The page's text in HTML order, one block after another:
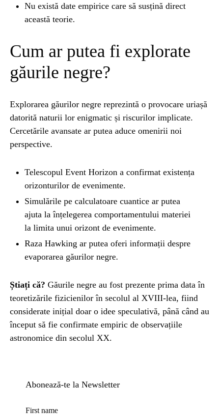
Nu există date empirice care să susțină direct
această teorie.
Cum ar putea fi explorate
găurile negre?
Explorarea găurilor negre reprezintă o provocare uriașă
datorită naturii lor enigmatic și riscurilor implicate.
Cercetările avansate ar putea aduce omenirii noi
perspective.
Telescopul Event Horizon a confirmat existența
orizonturilor de evenimente.
Simulările pe calculatoare cuantice ar putea
ajuta la înțelegerea comportamentului materiei
la limita unui orizont de evenimente.
Raza Hawking ar putea oferi informații despre
evaporarea găurilor negre.
Știați că? Găurile negre au fost prezente prima data în
teoretizările fizicienilor în secolul al XVIII-lea, fiind
considerate inițial doar o idee speculativă, până când au
început să fie confirmate empiric de observațiile
astronomice din secolul XX.
Abonează-te la Newsletter
First name